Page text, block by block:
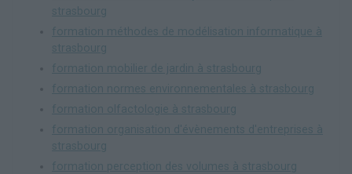
strasbourg
formation méthodes de modélisation informatique à
strasbourg
formation mobilier de jardin à strasbourg
formation normes environnementales à strasbourg
formation olfactologie à strasbourg
formation organisation d'évènements d'entreprises à
strasbourg
formation perception des volumes à strasbourg